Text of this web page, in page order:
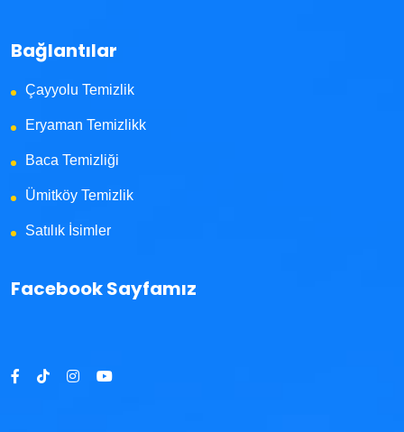
Bağlantılar
Çayyolu Temizlik
Eryaman Temizlikk
Baca Temizliği
Ümitköy Temizlik
Satılık İsimler
Facebook Sayfamız